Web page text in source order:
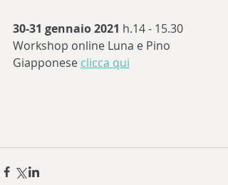
30-31 gennaio 2021 h.14 - 15.30
Workshop online Luna e Pino
Giapponese clicca qui